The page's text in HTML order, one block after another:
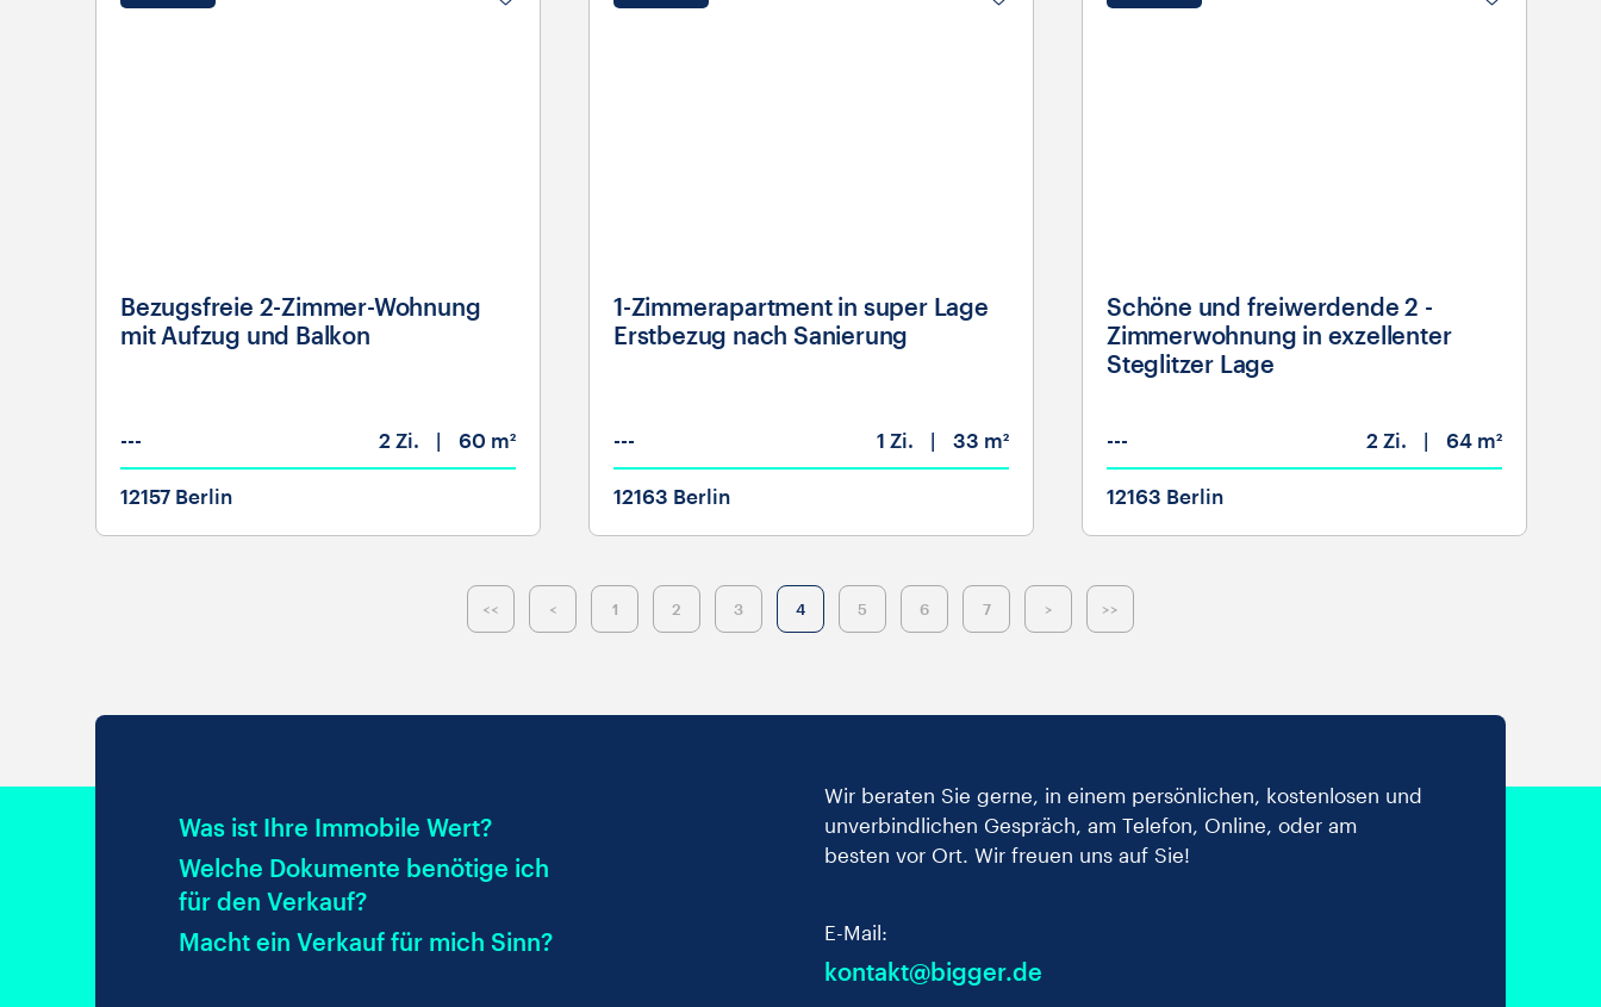
Bezugsfreie 2-Zimmer-Wohnung
mit Aufzug und Balkon
--- 2 Zi. 60 m²
12157 Berlin
1-Zimmerapartment in super Lage
Erstbezug nach Sanierung
--- 1 Zi. 33 m²
12163 Berlin
Schöne und freiwerdende 2 -
Zimmerwohnung in exzellenter
Steglitzer Lage
--- 2 Zi. 64 m²
12163 Berlin
1 2 3 4 5 6 7
Was ist Ihre Immobile Wert?
Welche Dokumente benötige ich
für den Verkauf?
Macht ein Verkauf für mich Sinn?
Wir beraten Sie gerne, in einem persönlichen, kostenlosen und
unverbindlichen Gespräch, am Telefon, Online, oder am
besten vor Ort. Wir freuen uns auf Sie!
E-Mail:
kontakt@bigger.de